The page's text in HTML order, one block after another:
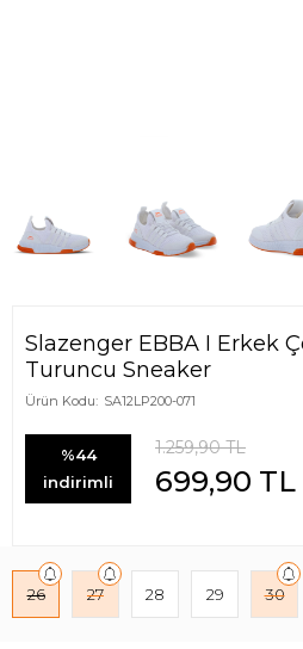
Slazenger EBBA I Erkek
Turuncu Sneaker
Ürün Kodu: SA12LP200-071
%44
indirimli
1.259,90TL
699,90 TL
26 27 28 29 30